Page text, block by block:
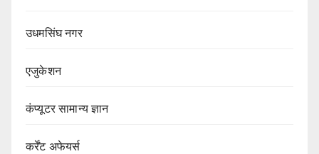
उधमसिंघ नगर
एजुकेशन
कंप्यूटर सामान्य ज्ञान
कर्रेंट अफेयर्स